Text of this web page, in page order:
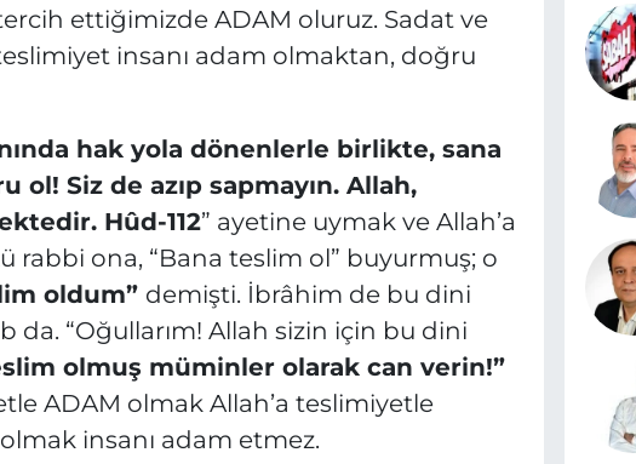
ettiğimizde ADAM oluruz. Sadat ve
insanı adam olmaktan, doğru
hak yola dönenlerle birlikte, sana
Siz de azıp sapmayın. Allah,
Hûd-112” ayetine uymak ve Allah’a
rabbi ona, “Bana teslim ol” buyurmuş; o
oldum” demişti. İbrâhim de bu dini
da. “Oğullarım! Allah sizin için bu dini
olmuş müminler olarak can verin!”
ADAM olmak Allah’a teslimiyetle
insanı adam etmez.